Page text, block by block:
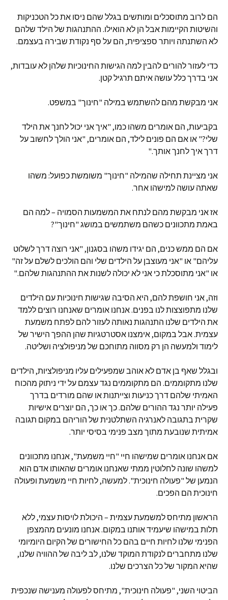
הם לרוב מתוסכלים ומותשים בגלל שהם ניסו את כל הטכניקות
והשיטות הקיימות אבל הן לא הואילו. ההתנהגות של הילד שלהם
לא השתנתה ויותר ספציפית, הם על סף נקודת שבירה בעצמם.
כדי לעזור להורים להבין למה הגישות החינוכיות שלהן לא עובדות,
אני בדרך כלל עושה איתם תרגיל קטן.
אני מבקשת מהם להשתמש במילה "חינוך" במשפט.
בקביעות, הם אומרים משהו כמו, "איך אני יכול לחנך את הילד
שלי?" או אם הם פונים לילד, הם אומרים, "אני הולך לחשוב על
דרך איך לחנך אותך."
אני מציינת תחילה שהמילה "חינוך" משומשת כפועל: משהו
שאתה עושה למישהו אחר.
אז אני מבקשת מהם לנתח את המשמעות הסמויה – למה הם
באמת מתכוונים כשהם משתמשים במושג "חינוך"?
אם הם ממש כנים, הם יגידו משהו בסגנון, "אני רוצה דרך לשלוט
עליהם" או "אני מעוצבן על הילדים שלי והם הולכים לשלם על זה"
או "אני מתוסכלת כי אני לא יכולה לשנות את ההתנהגות שלהם."
וזה, אני חושפת להם, היא הסיבה שגישות חינוכיות עם הילדים
שלנו מתפוצצות לנו בפנים. אנחנו אומרים שאנחנו רוצים ללמד
את הילדים שלנו התנהגות נאותה לעזור להם לפתח משמעת
עצמית. אבל במקום, אימצנו אסטרטגיות שהן ההפך הישיר של
לימוד ולמעשה הן רק מסווה מתוחכם של מניפולציה ושליטה.
ובגלל שאף בן אדם לא אוהב שמפעילים עליו מניפולציות, הילדים
שלנו מתקוממים. הם מתקוממים נגד עצמם על ידי ניתוק מהכוח
האמיתי שלהם דרך כניעות וצייתנות או שהם מורדים בדרך
פעילה יותר נגד ההורים שלהם. כך או כך, הם יוצרים אישיות
שקרית בתגובה לאנרגיה השתלטנית של הוריהם במקום תגובה
אמיתית שנובעת מתוך מצב פנימי בסיסי יותר.
אם אנחנו אומרים שמישהו חיי "חיי משמעת", אנחנו מתכוונים
למשהו שונה לחלוטין ממתי שאנחנו אומרים שהאותו אדם הוא
הנמען של "פעולה חינוכית". למעשה, לחיות חיי משמעת ופעולה
חינוכית הם הפכים.
הראשון מתיחס למשמעת עצמית – היכולת לויסות עצמי, ללא
תלות במישהו שיעמיד אותנו במקום. אנחנו מונעים מהמצפן
הפנימי שלנו לחיות חיים בהם כל החישורים של הקיום היומיומי
שלנו מתחברים לנקודת המוקד שלנו, לב ליבה של ההוויה שלנו,
שהיא המקור של כל הצרכים שלנו.
הביטוי השני, "פעולה חינוכית", מתיחס לפעולה מענישה שנכפית